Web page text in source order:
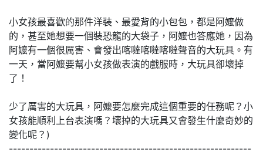
小女孩最喜歡的那件洋裝、最愛背的小包包，都是阿嬤做
的，甚至她想要一個裝恐龍的大袋子，阿嬤也答應她，因為
阿嬤有一個很厲害、會發出喀噠喀噠喀噠聲音的大玩具。有
一天，當阿嬤要幫小女孩做表演的戲服時，大玩具卻壞掉
了！
少了厲害的大玩具，阿嬤要怎麼完成這個重要的任務呢？小
女孩能順利上台表演嗎？壞掉的大玩具又會發生什麼奇妙的
變化呢？)
-----------------------------------------------------------